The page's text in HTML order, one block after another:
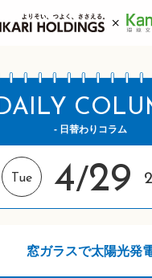
- 日替わりコラム
Tue 4/29
窓ガラスで太陽光発